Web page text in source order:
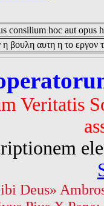
consilium hoc aut opus
βουλη αυτη η το εργον
Veritatis
Deus»